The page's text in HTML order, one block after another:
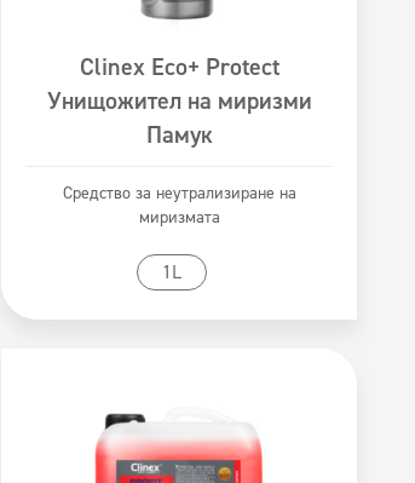
Clinex Eco+ Protect
Унищожител на миризми
Памук
Средство за неутрализиране на
миризмата
1L
Към продукта